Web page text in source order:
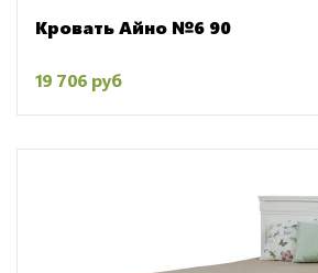
Кровать Айно №6 90
19 706 руб